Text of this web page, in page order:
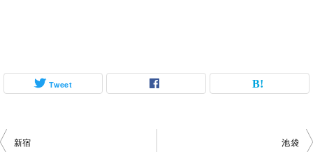
Tweet
投
新宿 池袋